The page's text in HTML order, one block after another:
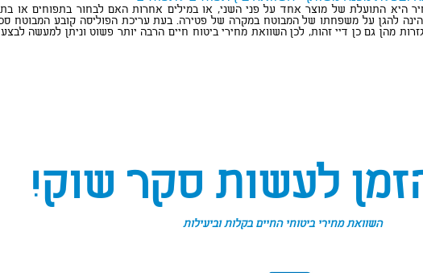
היא התועלת של מוצר אחד על פני השני, או במילים אחרות האם לבחור בתפוחים או
להגן על משפחתו של המבוטח במקרה של פטירה. בעת עריכת הפוליסה קובע המבוטח
מהן גם כן דיי זהות, לכן השוואת מחירי ביטוח חיים הרבה יותר פשוט וניתן למעשה
לעשות סקר שוק!
השוואת מחירי ביטוחי החיים בקלות וביעילות